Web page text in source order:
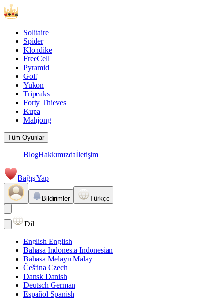
Solitaire
Spider
Klondike
FreeCell
Pyramid
Golf
Yukon
Tripeaks
Forty Thieves
Kupa
Mahjong
Tüm Oyunlar
BlogHakkımızdaİletişim
Bağış Yap
Bildirimler Türkçe
Dil
English English
Bahasa Indonesia Indonesian
Bahasa Melayu Malay
Čeština Czech
Dansk Danish
Deutsch German
Español Spanish